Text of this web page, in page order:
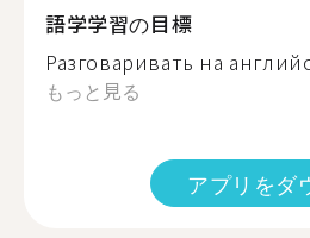
語学学習の目標
Разговаривать на
もっと見る
アプリをダ